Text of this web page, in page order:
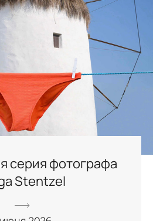
серия фотографа
Stentzel